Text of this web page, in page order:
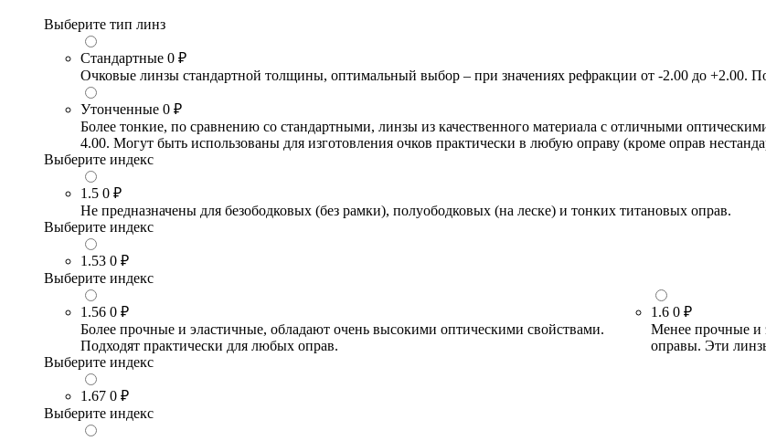
Выберите тип линз
Стандартные 0 ₽
Очковые линзы стандартной толщины, оптимальный выбор – при значениях рефракции от -2.00 до +2.00.
Утонченные 0 ₽
Более тонкие, по сравнению со стандартными, линзы из качественного материала с отличными
4.00. Могут быть использованы для изготовления очков практически в любую оправу (кроме оправ
Выберите индекс
1.5 0 ₽
Не предназначены для безободковых (без рамки), полуободковых (на леске) и тонких титановых оправ.
Выберите индекс
1.53 0 ₽
Выберите индекс
1.56 0 ₽
Более прочные и эластичные, обладают очень высокими оптическими свойствами.
Подходят практически для любых оправ.
1.6 0 ₽
Менее прочные и
оправы. Эти
Выберите индекс
1.67 0 ₽
Выберите индекс